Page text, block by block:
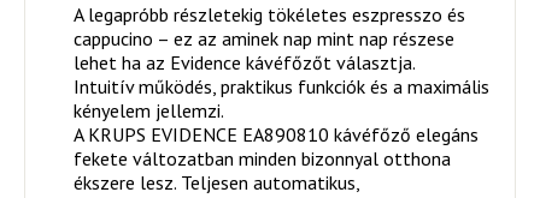
A legapróbb részletekig tökéletes eszpresszo és
cappucino – ez az aminek nap mint nap részese
lehet ha az Evidence kávéfőzőt választja.
Intuitív működés, praktikus funkciók és a maximális
kényelem jellemzi.
A KRUPS EVIDENCE EA890810 kávéfőző elegáns
fekete változatban minden bizonnyal otthona
ékszere lesz. Teljesen automatikus,